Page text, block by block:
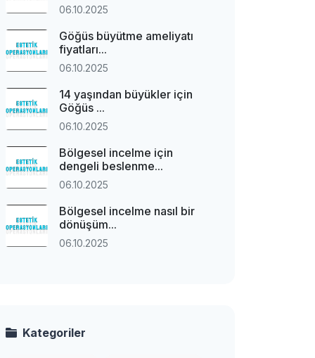
06.10.2025
Göğüs büyütme ameliyatı
fiyatları...
06.10.2025
14 yaşından büyükler için
Göğüs ...
06.10.2025
Bölgesel incelme için
dengeli beslenme...
06.10.2025
Bölgesel incelme nasıl bir
dönüşüm...
06.10.2025
Kategoriler